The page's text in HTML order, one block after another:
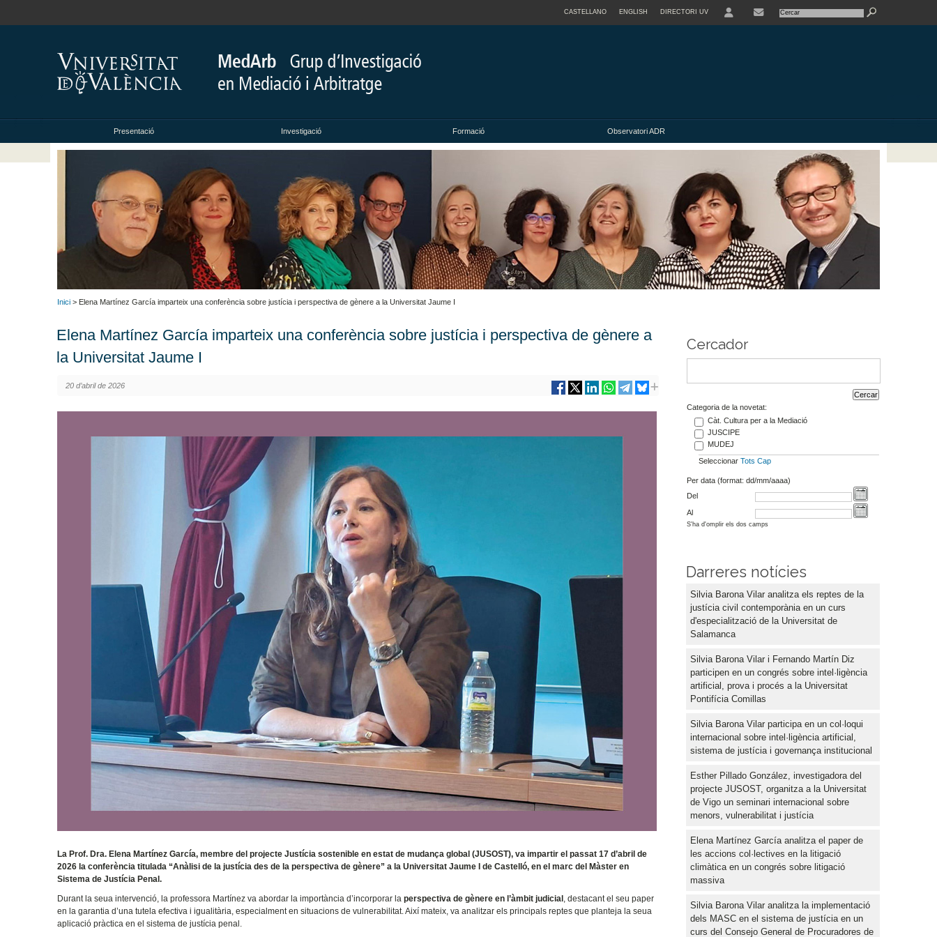
CASTELLANO ENGLISH DIRECTORI UV
Presentació Investigació Formació Observatori ADR
Inici > Elena Martínez García imparteix una conferència sobre justícia i perspectiva de gènere a la Universitat Jaume I
Elena Martínez García imparteix una conferència sobre justícia i perspectiva de gènere a
la Universitat Jaume I
20 d’abril de 2026
La Prof. Dra. Elena Martínez García, membre del projecte Justícia sostenible en estat de mudança global (JUSOST), va impartir el passat 17 d’abril de
2026 la conferència titulada “Anàlisi de la justícia des de la perspectiva de gènere” a la Universitat Jaume I de Castelló, en el marc del Màster en
Sistema de Justícia Penal.
Durant la seua intervenció, la professora Martínez va abordar la importància d’incorporar laperspectiva de gènere en l’àmbit judicial , destacant el seu paper
en la garantia d’una tutela efectiva i igualitària, especialment en situacions de vulnerabilitat. Així mateix, va analitzar els principals reptes que planteja la seua
aplicació pràctica en el sistema de justícia penal.
Cercador
Categoria de la novetat:
Càt. Cultura per a la Mediació
JUSCIPE
MUDEJ
Seleccionar Tots Cap
Per data (format: dd/mm/aaaa)
Del
Al
S'ha d'omplir els dos camps
Darreres notícies
Silvia Barona Vilar analitza els reptes de la
justícia civil contemporània en un curs
d'especialització de la Universitat de
Salamanca
Silvia Barona Vilar i Fernando Martín Diz
participen en un congrés sobre intel·ligència
artificial, prova i procés a la Universitat
Pontifícia Comillas
Silvia Barona Vilar participa en un col·loqui
internacional sobre intel·ligència artificial,
sistema de justícia i governança institucional
Esther Pillado González, investigadora del
projecte JUSOST, organitza a la Universitat
de Vigo un seminari internacional sobre
menors, vulnerabilitat i justícia
Elena Martínez García analitza el paper de
les accions col·lectives en la litigació
climàtica en un congrés sobre litigació
massiva
Silvia Barona Vilar analitza la implementació
dels MASC en el sistema de justícia en un
curs del Consejo General de Procuradores de